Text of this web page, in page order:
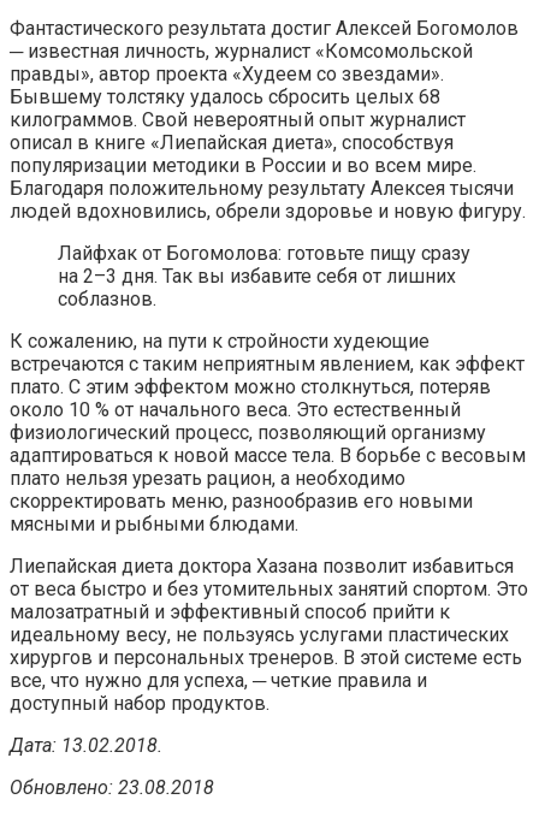
Фантастического результата достиг Алексей Богомолов
─ известная личность, журналист «Комсомольской
правды», автор проекта «Худеем со звездами».
Бывшему толстяку удалось сбросить целых 68
килограммов. Свой невероятный опыт журналист
описал в книге «Лиепайская диета», способствуя
популяризации методики в России и во всем мире.
Благодаря положительному результату Алексея тысячи
людей вдохновились, обрели здоровье и новую фигуру.
Лайфхак от Богомолова: готовьте пищу сразу
на 2–3 дня. Так вы избавите себя от лишних
соблазнов.
К сожалению, на пути к стройности худеющие
встречаются с таким неприятным явлением, как эффект
плато. С этим эффектом можно столкнуться, потеряв
около 10 % от начального веса. Это естественный
физиологический процесс, позволяющий организму
адаптироваться к новой массе тела. В борьбе с весовым
плато нельзя урезать рацион, а необходимо
скорректировать меню, разнообразив его новыми
мясными и рыбными блюдами.
Лиепайская диета доктора Хазана позволит избавиться
от веса быстро и без утомительных занятий спортом. Это
малозатратный и эффективный способ прийти к
идеальному весу, не пользуясь услугами пластических
хирургов и персональных тренеров. В этой системе есть
все, что нужно для успеха, ─ четкие правила и
доступный набор продуктов.
Дата: 13.02.2018.
Обновлено: 23.08.2018